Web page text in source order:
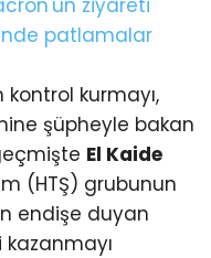
kurmayı,
şüpheyle bakan
El Kaide
(HTŞ) grubunun
endişe duyan
kazanmayı